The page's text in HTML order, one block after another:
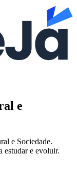
e
e Sociedade.
estudar e evoluir.